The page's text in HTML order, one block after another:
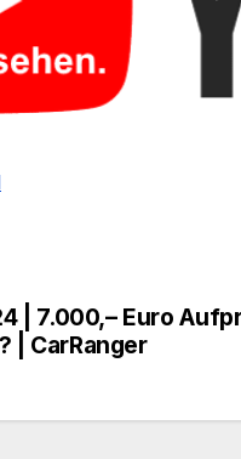
| 7.000,– Euro
| CarRanger